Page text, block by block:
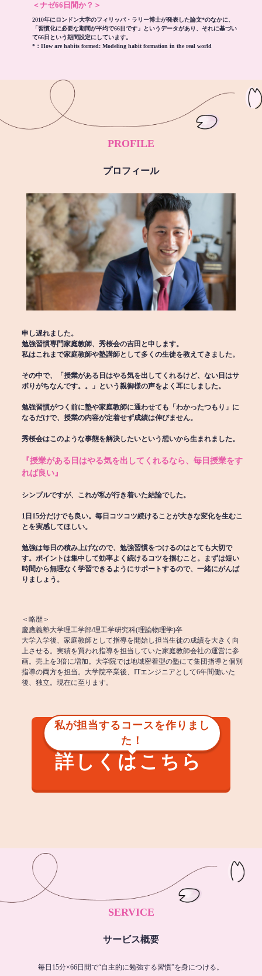
＜ナゼ66日間か？＞
2010年にロンドン大学のフィリッパ・ラリー博士が発表した論文*のなかに、
「習慣化に必要な期間が平均で66日です」というデータがあり、それに基づい
て66日という期間設定にしています。
*： How are habits formed: Modeling habit formation in the real world
PROFILE
プロフィール
申し遅れました。
勉強習慣専門家庭教師、秀桜会の吉田と申します。
私はこれまで家庭教師や塾講師として多くの生徒を教えてきました。
その中で、「授業がある日はやる気を出してくれるけど、ない日はサ
ボりがちなんです。。」という親御様の声をよく耳にしました。
勉強習慣がつく前に塾や家庭教師に通わせても「わかったつもり」に
なるだけで、授業の内容が定着せず成績は伸びません。
秀桜会はこのような事態を解決したいという想いから生まれました。
『授業がある日はやる気を出してくれるなら、毎日授業をす
れば良い』
シンプルですが、これが私が行き着いた結論でした。
1日15分だけでも良い。毎日コツコツ続けることが大きな変化を生むこ
とを実感してほしい。
勉強は毎日の積み上げなので、勉強習慣をつけるのはとても大切で
す。ポイントは集中して効率よく続けるコツを掴むこと。まずは短い
時間から無理なく学習できるようにサポートするので、一緒にがんば
りましょう。
＜略歴＞
慶應義塾大学理工学部/理工学研究科(理論物理学)卒
大学入学後、家庭教師として指導を開始し担当生徒の成績を大きく向
上させる。実績を買われ指導を担当していた家庭教師会社の運営に参
画。売上を3倍に増加。大学院では地域密着型の塾にて集団指導と個別
指導の両方を担当。大学院卒業後、ITエンジニアとして6年間働いた
後、独立。現在に至ります。
私が担当するコースを作りまし
た！
詳しくはこちら
SERVICE
サービス概要
毎日15分×66日間で“自主的に勉強する習慣”を身につける。